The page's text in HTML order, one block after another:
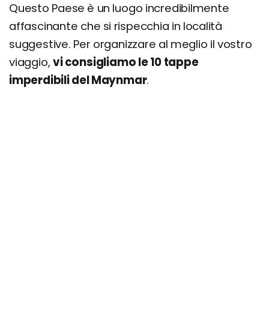
Questo Paese è un luogo incredibilmente
affascinante che si rispecchia in località
suggestive. Per organizzare al meglio il vostro
viaggio, vi consigliamo le 10 tappe
imperdibili del Maynmar.